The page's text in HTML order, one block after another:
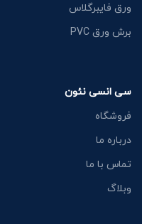
ورق فایبرگلاس
برش ورق PVC
سی انسی نئون
فروشگاه
درباره ما
تماس با ما
وبلاگ